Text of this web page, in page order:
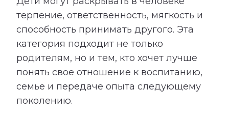
терпение, ответственность, мягкость и
способность принимать другого. Эта
категория подходит не только
родителям, но и тем, кто хочет лучше
понять свое отношение к воспитанию,
семье и передаче опыта следующему
поколению.